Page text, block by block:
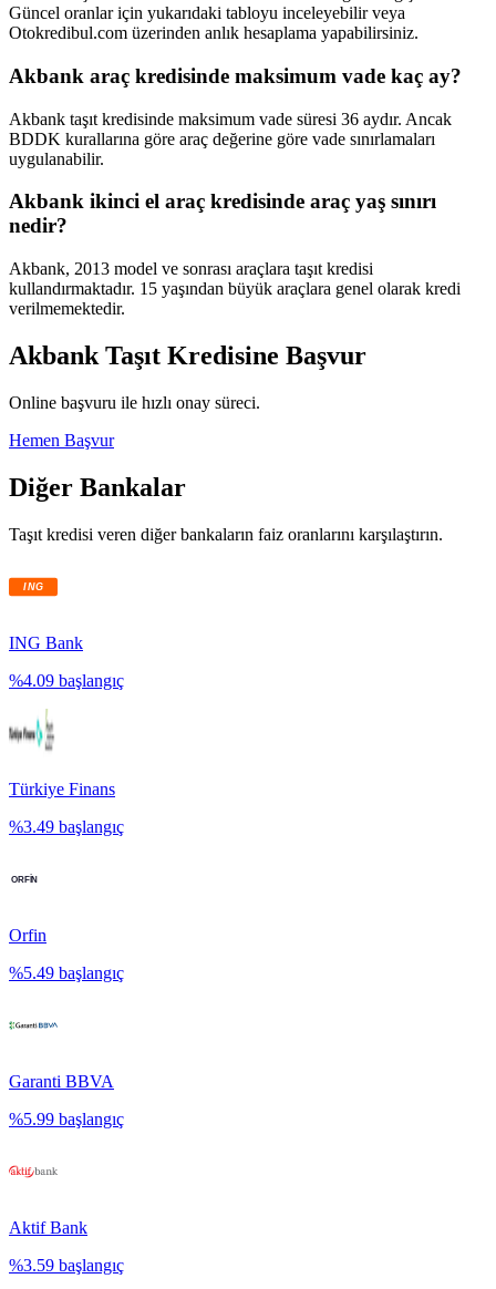
Güncel oranlar için yukarıdaki tabloyu inceleyebilir veya
Otokredibul.com üzerinden anlık hesaplama yapabilirsiniz.
Akbank araç kredisinde maksimum vade kaç ay?
Akbank taşıt kredisinde maksimum vade süresi 36 aydır. Ancak
BDDK kurallarına göre araç değerine göre vade sınırlamaları
uygulanabilir.
Akbank ikinci el araç kredisinde araç yaş sınırı
nedir?
Akbank, 2013 model ve sonrası araçlara taşıt kredisi
kullandırmaktadır. 15 yaşından büyük araçlara genel olarak kredi
verilmemektedir.
Akbank Taşıt Kredisine Başvur
Online başvuru ile hızlı onay süreci.
Hemen Başvur
Diğer Bankalar
Taşıt kredisi veren diğer bankaların faiz oranlarını karşılaştırın.
ING Bank
%4.09 başlangıç
Türkiye Finans
%3.49 başlangıç
Orfin
%5.49 başlangıç
Garanti BBVA
%5.99 başlangıç
Aktif Bank
%3.59 başlangıç